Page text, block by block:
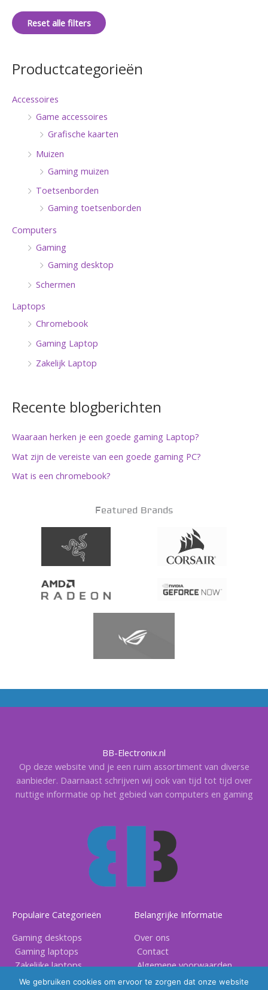
Reset alle filters
Productcategorieën
Accessoires
Game accessoires
Grafische kaarten
Muizen
Gaming muizen
Toetsenborden
Gaming toetsenborden
Computers
Gaming
Gaming desktop
Schermen
Laptops
Chromebook
Gaming Laptop
Zakelijk Laptop
Recente blogberichten
Waaraan herken je een goede gaming Laptop?
Wat zijn de vereiste van een goede gaming PC?
Wat is een chromebook?
Featured Brands
BB-Electronix.nl
Op deze website vind je een ruim assortiment van diverse
aanbieder. Daarnaast schrijven wij ook van tijd tot tijd over
nuttige informatie op het gebied van computers en gaming
Populaire Categorieën
Gaming desktops
Gaming laptops
Zakelijke laptops
Gaming accessoires
Belangrijke Informatie
Over ons
Contact
Algemene voorwaarden
Privacy voorwaarden
We gebruiken cookies om ervoor te zorgen dat onze website